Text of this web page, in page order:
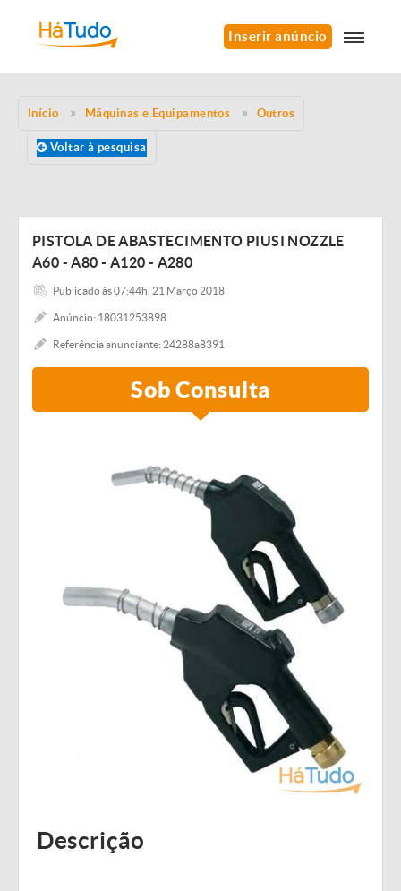
Inserir anúncio
Início Máquinas e Equipamentos Outros
Voltar à pesquisa
PISTOLA DE ABASTECIMENTO PIUSI NOZZLE
A60 - A80 - A120 - A280
Publicado às 07:44h, 21 Março 2018
Anúncio: 18031253898
Referência anunciante: 24288a8391
Sob Consulta
Descrição